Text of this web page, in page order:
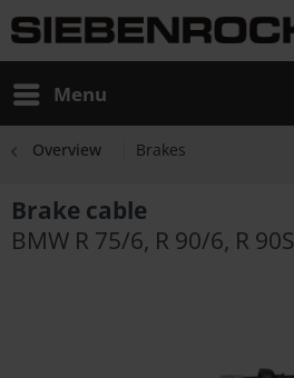
Menu
Overview Brakes
Brake cable
BMW R 75/6, R 90/6, R 90S